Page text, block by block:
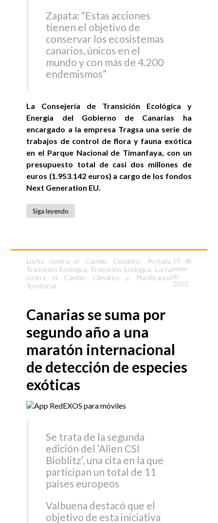
Zapata: “Estas acciones
tienen el objetivo de
conservar los ecosistemas
canarios, únicos en el
mundo y con más de 4.200
endemismos”
La Consejería de Transición Ecológica y
Energía del Gobierno de Canarias ha
encargado a la empresa Tragsa una serie de
trabajos de control de flora y fauna exótica
en el Parque Nacional de Timanfaya, con un
presupuesto total de casi dos millones de
euros (1.953.142 euros) a cargo de los fondos
Next Generation EU.
Siga leyendo
Lucha contra el Cambio Climático Portada
Transición Ecológica Transición Ecológica, Lucha
contra el Cambio Climático y Planificación
Territorial
15 de
mayo
de
2023
Canarias se suma por
segundo año a una
maratón internacional
de detección de especies
exóticas
Se trata de la segunda
edición del ‘Alien CSI
Bioblitz’, una cita en la que
participan un total de 11
países europeos
Valbuena destacó que el
objetivo de esta iniciativa